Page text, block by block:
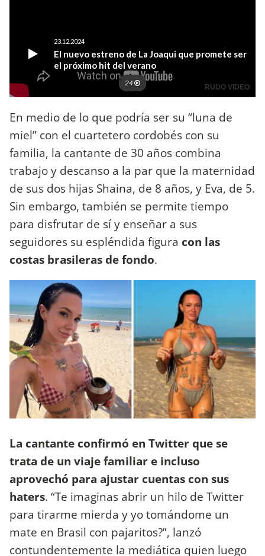
En medio de lo que podría ser su “luna de
miel” con el cuartetero cordobés con su
familia, la cantante de 30 años combina
trabajo y descanso a la par que la maternidad
de sus dos hijas Shaina, de 8 años, y Eva, de 5.
Sin embargo, también se permite tiempo
para disfrutar de sí y enseñar a sus
seguidores su espléndida figura con las
costas brasileras de fondo.
La cantante confirmó en Twitter que se
trata de un viaje familiar e incluso
aprovechó para ajustar cuentas con sus
haters. “Te imaginas abrir un hilo de Twitter
para tirarme mierda y yo tomándome un
mate en Brasil con pajaritos?”, lanzó
contundentemente la mediática quien luego